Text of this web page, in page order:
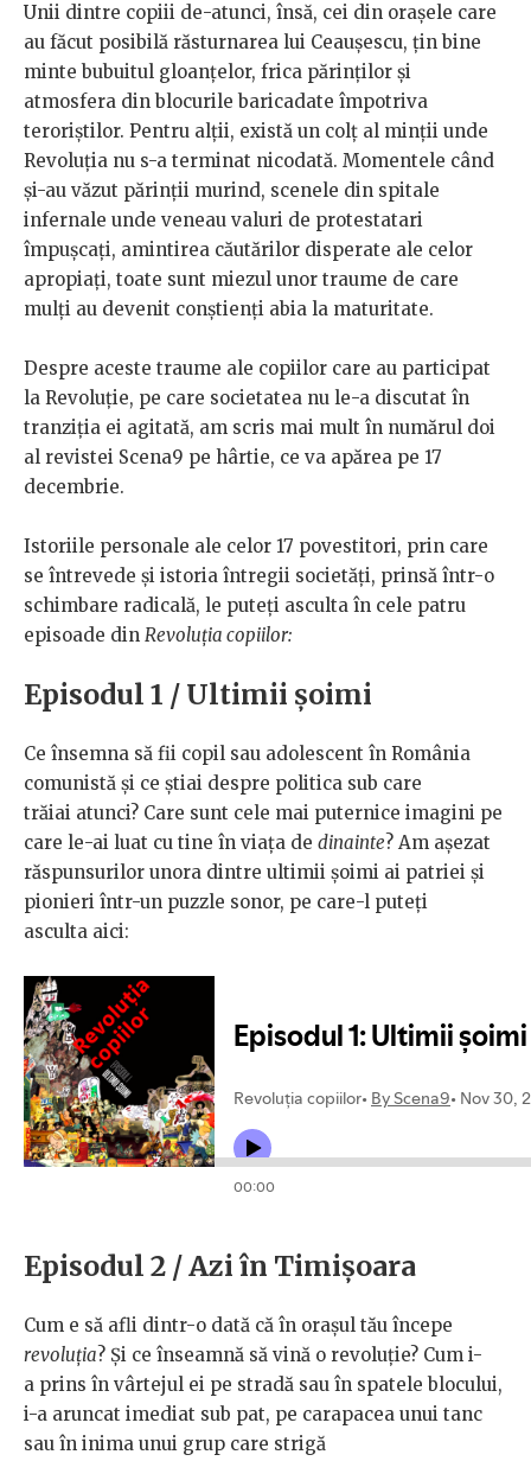
Unii dintre copiii de-atunci, însă, cei din orașele care
au făcut posibilă răsturnarea lui Ceaușescu, țin bine
minte bubuitul gloanțelor, frica părinților și
atmosfera din blocurile baricadate împotriva
teroriștilor. Pentru alții, există un colț al minții unde
Revoluția nu s-a terminat nicodată. Momentele când
și-au văzut părinții murind, scenele din spitale
infernale unde veneau valuri de protestatari
împușcați, amintirea căutărilor disperate ale celor
apropiați, toate sunt miezul unor traume de care
mulți au devenit conștienți abia la maturitate.
Despre aceste traume ale copiilor care au participat
la Revoluție, pe care societatea nu le-a discutat în
tranziția ei agitată, am scris mai mult în numărul doi
al revistei Scena9 pe hârtie, ce va apărea pe 17
decembrie.
Istoriile personale ale celor 17 povestitori, prin care
se întrevede și istoria întregii societăți, prinsă într-o
schimbare radicală, le puteți asculta în cele patru
episoade din Revoluția copiilor:
Episodul 1 / Ultimii șoimi
Ce însemna să fii copil sau adolescent în România
comunistă și ce știai despre politica sub care
trăiai atunci? Care sunt cele mai puternice imagini pe
care le-ai luat cu tine în viața de dinainte? Am așezat
răspunsurilor unora dintre ultimii șoimi ai patriei și
pionieri într-un puzzle sonor, pe care-l puteți
asculta aici:
Episodul 2 / Azi în Timișoara
Cum e să afli dintr-o dată că în orașul tău începe
revoluția? Și ce înseamnă să vină o revoluție? Cum i-
a prins în vârtejul ei pe stradă sau în spatele blocului,
i-a aruncat imediat sub pat, pe carapacea unui tanc
sau în inima unui grup care strigă